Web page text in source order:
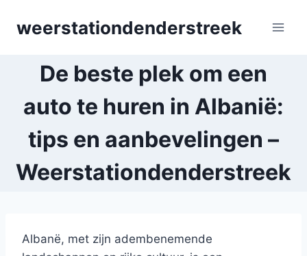
weerstationdenderstreek
De beste plek om een
auto te huren in Albanië:
tips en aanbevelingen –
Weerstationdenderstreek
Albanë, met zijn adembenemende